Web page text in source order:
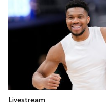
Livestream